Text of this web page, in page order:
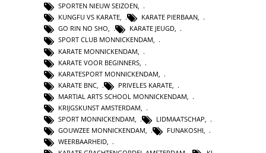
SPORTEN NIEUW SEIZOEN,
KUNGFU VS KARATE, KARATE PIERBAAN,
GO RIN NO SHO, KARATE JEUGD,
SPORT CLUB MONNICKENDAM,
KARATE MONNICKENDAM
KARATE VOOR BEGINNERS
KARATESPORT MONNICKENDAM
KARATE BNC
PRIVELES KARATE
MARTIAL ARTS SCHOOL MONNICKENDAM
KRIJGSKUNST AMSTERDAM
SPORT MONNICKENDAM
LIDMAATSCHAP
GOUWZEE MONNICKENDAM
FUNAKOSHI
WEERBAARHEID,